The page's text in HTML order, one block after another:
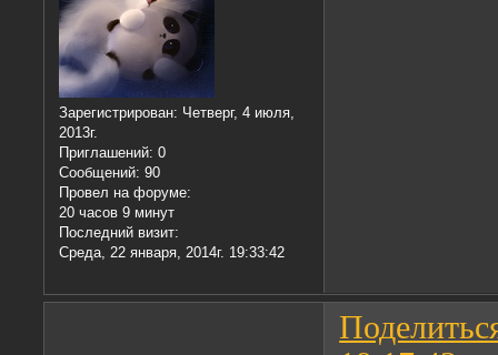
Зарегистрирован: Четверг, 4 июля,
2013г.
Приглашений: 0
Сообщений: 90
Провел на форуме:
20 часов 9 минут
Последний визит:
Среда, 22 января, 2014г. 19:33:42